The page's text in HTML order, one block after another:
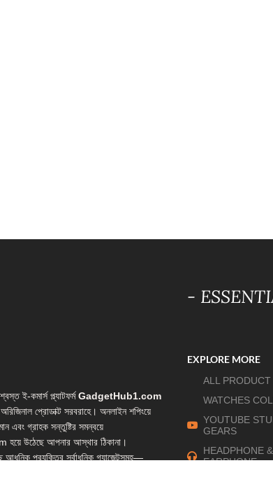
ই-কমার্স প্ল্যাটফর্মGadgetHub1.com
প্রোডাক্ট সরবরাহে। অনলাইন শপিংয়ে
এবং গ্রাহক সন্তুষ্টির সমন্বয়ে
উঠেছে আপনার আস্থার ঠিকানা।
আধুনিক প্রযুক্তির সর্বাধুনিক গ্যাজেটসমূহ—
-
EXPLORE MORE
ALL PRODUCT
WATCHES
YOUTUBE
GEARS
HEADPHONE &
EARPHONE